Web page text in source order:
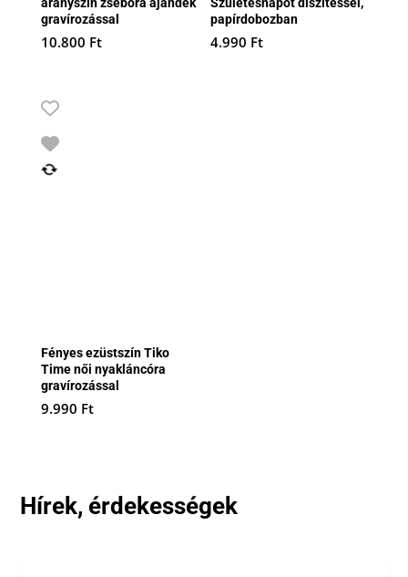
gravírozással
10.800 Ft
papírdobozban
4.990 Ft
Fényes ezüstszín Tiko
Time női nyakláncóra
gravírozással
9.990 Ft
Hírek, érdekességek